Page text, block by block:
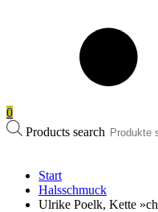
0
Products search
Start
Halsschmuck
Ulrike Poelk, Kette